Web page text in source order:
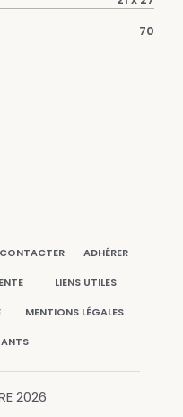
70
ADHÉRER
LIENS UTILES
MENTIONS LÉGALES
2026